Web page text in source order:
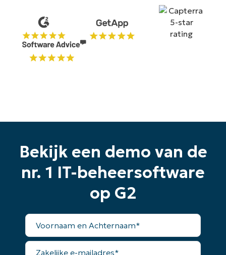
Bekijk een demo van de
nr. 1 IT-beheersoftware
op G2
Voornaam
Achternaam*
Zakelijke
dagen
First
and
last
name*
Phone
number*
Land